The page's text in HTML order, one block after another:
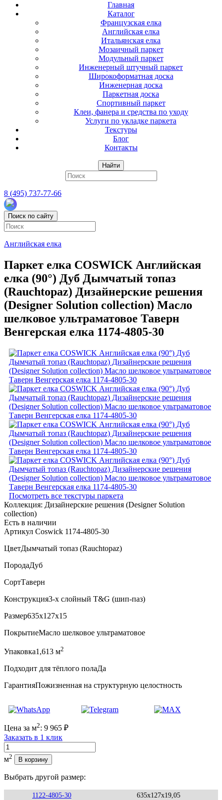
Главная
Каталог
Французская елка
Английская елка
Итальянская елка
Мозаичный паркет
Модульный паркет
Инженерный штучный паркет
Широкоформатная доска
Инженерная доска
Паркетная доска
Спортивный паркет
Клеи, фанера и средства по уходу
Услуги по укладке паркета
Текстуры
Блог
Контакты
Найти
8 (495) 737-77-66
Поиск по сайту
Английская елка
Паркет елка COSWICK Английская
елка (90°) Дуб Дымчатый топаз
(Rauchtopaz) Дизайнерские решения
(Designer Solution collection) Масло
шелковое ультраматовое Таверн
Венгерская елка 1174-4805-30
Посмотреть все текстуры паркета
Коллекция: Дизайнерские решения (Designer Solution
collection)
Есть в наличии
Артикул Coswick 1174-4805-30
ЦветДымчатый топаз (Rauchtopaz)
ПородаДуб
СортТаверн
Конструкция3-х слойный T&G (шип-паз)
Размер635x127x15
ПокрытиеМасло шелковое ультраматовое
Упаковка1,613 м2
Подходит для тёплого полаДа
ГарантияПожизненная на структурную целостность
Цена за м2: 9 965 ₽
Заказать в 1 клик
Количество
м2 В корзину
Выбрать другой размер:
1122-4805-30 635x127x19,05